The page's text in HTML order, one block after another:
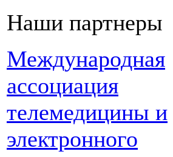
Наши партнеры
Международная
ассоциация
телемедицины и
электронного